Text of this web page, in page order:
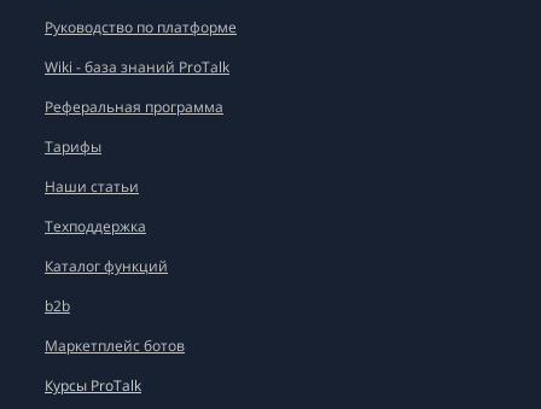
Руководство по платформе
Wiki - база знаний ProTalk
Реферальная программа
Тарифы
Наши статьи
Техподдержка
Каталог функций
b2b
Маркетплейс ботов
Курсы ProTalk